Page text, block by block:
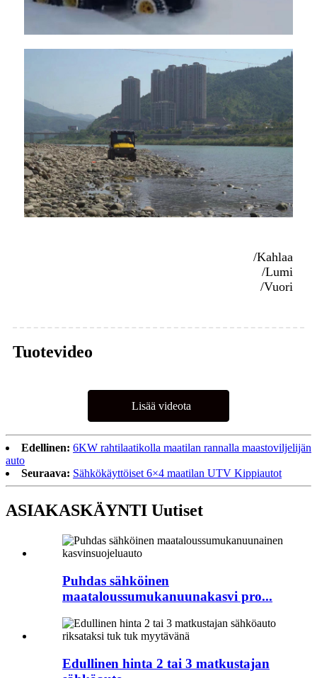
/Kahlaa
/Lumi
/Vuori
Tuotevideo
Lisää videota
Edellinen: 6KW rahtilaatikolla maatilan rannalla maastoviljelijän
auto
Seuraava: Sähkökäyttöiset 6×4 maatilan UTV Kippiautot
ASIAKASKÄYNTI Uutiset
Puhdas sähköinen
maataloussumukanuunakasvi pro...
Edullinen hinta 2 tai 3 matkustajan